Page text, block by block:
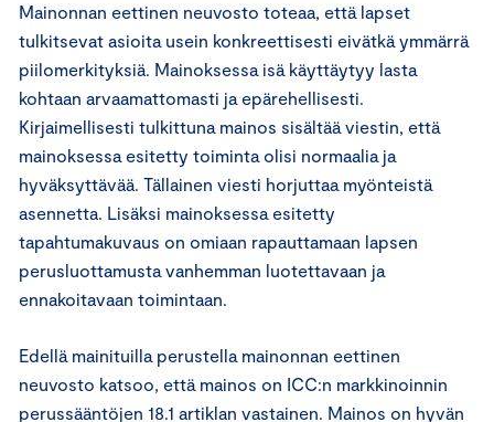
Mainonnan eettinen neuvosto toteaa, että lapset
tulkitsevat asioita usein konkreettisesti eivätkä ymmärrä
piilomerkityksiä. Mainoksessa isä käyttäytyy lasta
kohtaan arvaamattomasti ja epärehellisesti.
Kirjaimellisesti tulkittuna mainos sisältää viestin, että
mainoksessa esitetty toiminta olisi normaalia ja
hyväksyttävää. Tällainen viesti horjuttaa myönteistä
asennetta. Lisäksi mainoksessa esitetty
tapahtumakuvaus on omiaan rapauttamaan lapsen
perusluottamusta vanhemman luotettavaan ja
ennakoitavaan toimintaan.
Edellä mainituilla perustella mainonnan eettinen
neuvosto katsoo, että mainos on ICC:n markkinoinnin
perussääntöjen 18.1 artiklan vastainen. Mainos on hyvän